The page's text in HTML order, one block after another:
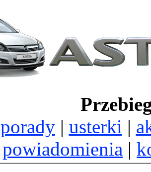
porady| usterki |
powiadomienia |